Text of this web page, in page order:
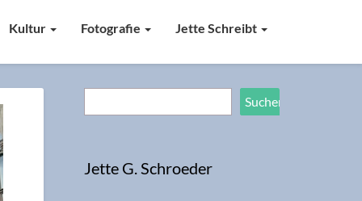
Kultur Fotografie Jette Schreibt
Suchen
Jette G. Schroeder